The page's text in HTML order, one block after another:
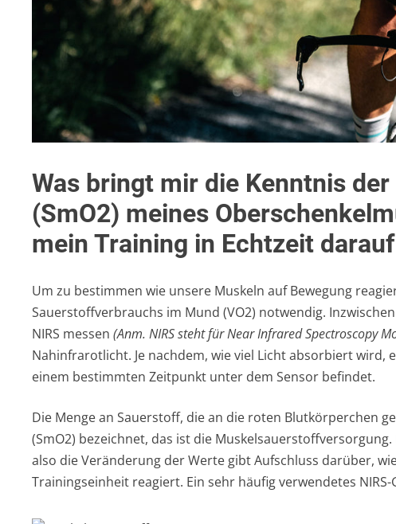
Was bringt mir die Kenntnis
(SmO2) meines
mein Training in Echtzeit
Um zu bestimmen wie unsere Muskeln auf Bewegung
Sauerstoffverbrauchs im Mund (VO2) notwendig.
NIRS messen(Anm. NIRS steht für Near Infrared Spectroscopy
Nahinfrarotlicht. Je nachdem, wie viel Licht absorbiert wird,
einem bestimmten Zeitpunkt unter dem Sensor befindet.
Die Menge an Sauerstoff, die an die roten Blutkörperchen
(SmO2) bezeichnet, das ist die
also die Veränderung der Werte gibt Aufschluss darüber,
Trainingseinheit reagiert. Ein sehr häufig verwendetes